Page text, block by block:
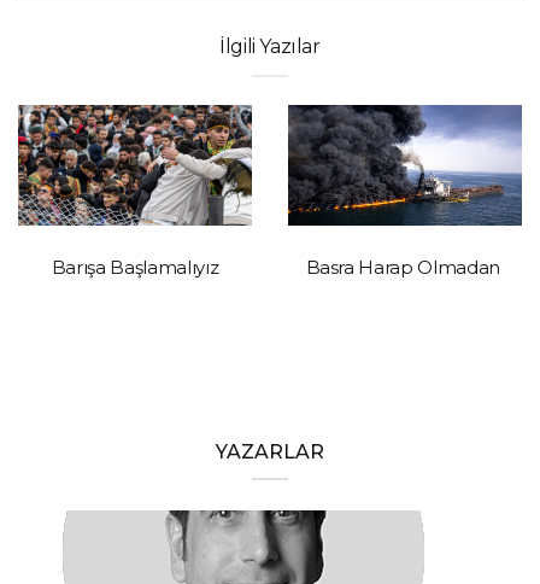
İlgili Yazılar
Barışa Başlamalıyız Basra Harap Olmadan
YAZARLAR
HAKAN ÖZTÜRK
Barışa Başlamalıyız